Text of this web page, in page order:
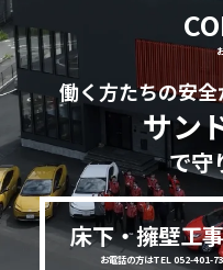
働く方たちの安
サン
で守
床下・擁壁工
お電話の方はTEL 052-401-